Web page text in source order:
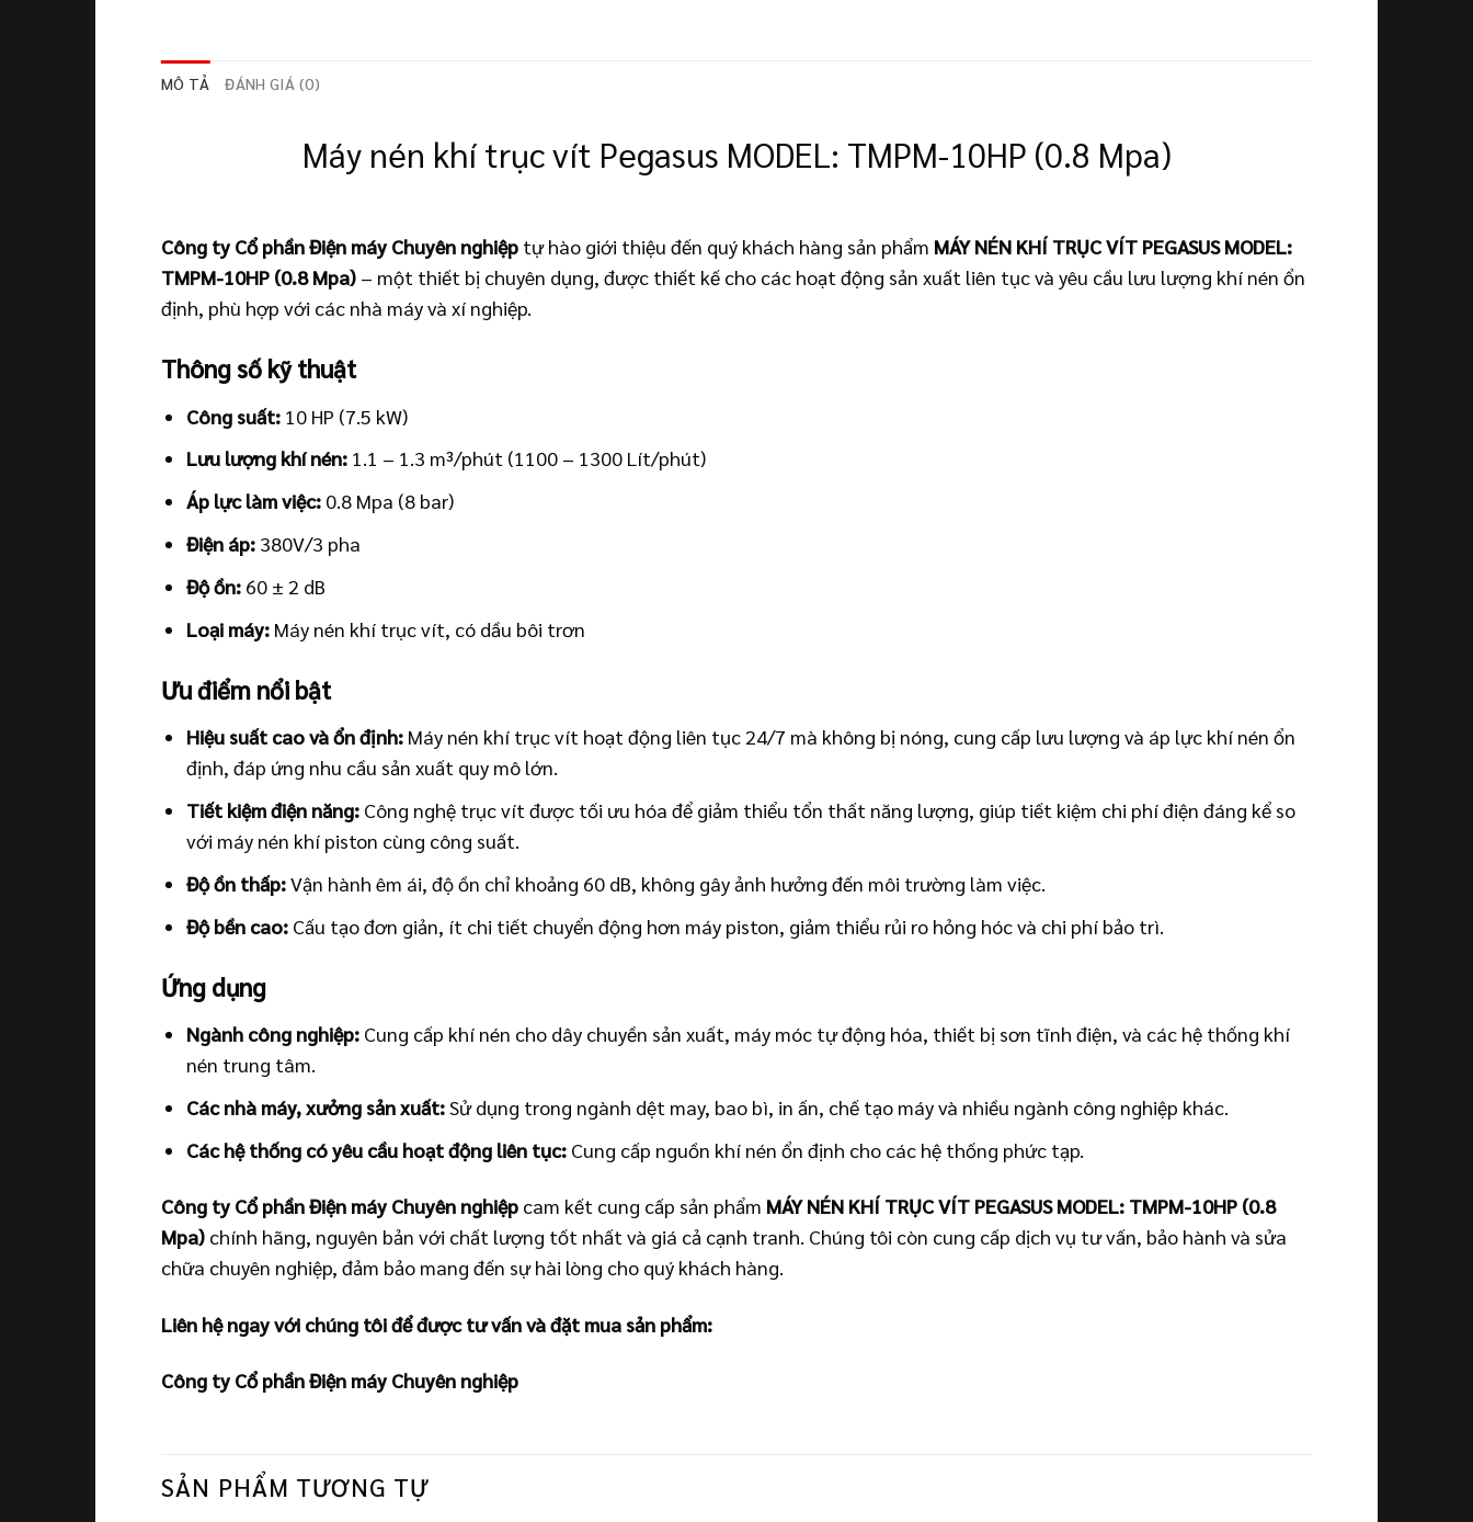
MÔ TẢ ĐÁNH GIÁ (0)
Máy nén khí trục vít Pegasus MODEL: TMPM-10HP (0.8 Mpa)
Công ty Cổ phần Điện máy Chuyên nghiệp tự hào giới thiệu đến quý khách hàng sản phẩm MÁY NÉN KHÍ TRỤC VÍT PEGASUS MODEL:
TMPM-10HP (0.8 Mpa) – một thiết bị chuyên dụng, được thiết kế cho các hoạt động sản xuất liên tục và yêu cầu lưu lượng khí nén ổn
định, phù hợp với các nhà máy và xí nghiệp.
Thông số kỹ thuật
Công suất: 10 HP (7.5 kW)
Lưu lượng khí nén: 1.1 – 1.3 m³/phút (1100 – 1300 Lít/phút)
Áp lực làm việc: 0.8 Mpa (8 bar)
Điện áp: 380V/3 pha
Độ ồn: 60 ± 2 dB
Loại máy: Máy nén khí trục vít, có dầu bôi trơn
Ưu điểm nổi bật
Hiệu suất cao và ổn định: Máy nén khí trục vít hoạt động liên tục 24/7 mà không bị nóng, cung cấp lưu lượng và áp lực khí nén ổn
định, đáp ứng nhu cầu sản xuất quy mô lớn.
Tiết kiệm điện năng: Công nghệ trục vít được tối ưu hóa để giảm thiểu tổn thất năng lượng, giúp tiết kiệm chi phí điện đáng kể so
với máy nén khí piston cùng công suất.
Độ ồn thấp:Vận hành êm ái, độ ồn chỉ khoảng 60 dB, không gây ảnh hưởng đến môi trường làm việc.
Độ bền cao: Cấu tạo đơn giản, ít chi tiết chuyển động hơn máy piston, giảm thiểu rủi ro hỏng hóc và chi phí bảo trì.
Ứng dụng
Ngành công nghiệp: Cung cấp khí nén cho dây chuyền sản xuất, máy móc tự động hóa, thiết bị sơn tĩnh điện, và các hệ thống khí
nén trung tâm.
Các nhà máy, xưởng sản xuất:Sử dụng trong ngành dệt may, bao bì, in ấn, chế tạo máy và nhiều ngành công nghiệp khác.
Các hệ thống có yêu cầu hoạt động liên tục: Cung cấp nguồn khí nén ổn định cho các hệ thống phức tạp.
Công ty Cổ phần Điện máy Chuyên nghiệp cam kết cung cấp sản phẩm MÁY NÉN KHÍ TRỤC VÍT PEGASUS MODEL: TMPM-10HP (0.8
Mpa) chính hãng, nguyên bản với chất lượng tốt nhất và giá cả cạnh tranh. Chúng tôi còn cung cấp dịch vụ tư vấn, bảo hành và sửa
chữa chuyên nghiệp, đảm bảo mang đến sự hài lòng cho quý khách hàng.
Liên hệ ngay với chúng tôi để được tư vấn và đặt mua sản phẩm:
Công ty Cổ phần Điện máy Chuyên nghiệp
SẢN PHẨM TƯƠNG TỰ